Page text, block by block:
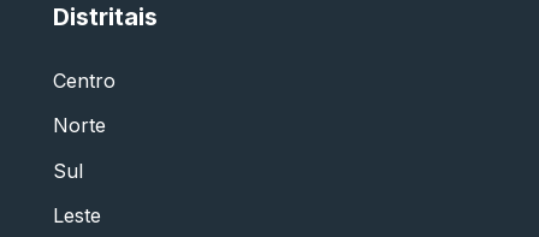
Distritais
Centro
Norte
Sul
Leste